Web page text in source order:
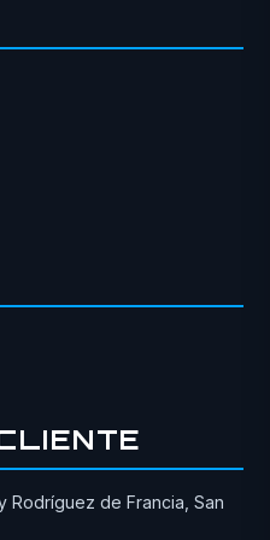
Rodríguez de Francia, San